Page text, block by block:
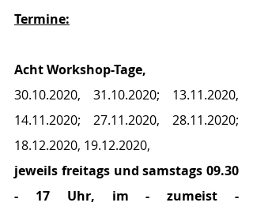
Termine:
Acht Workshop-Tage,
30.10.2020, 31.10.2020; 13.11.2020,
14.11.2020; 27.11.2020, 28.11.2020;
18.12.2020, 19.12.2020,
jeweils freitags und samstags 09.30
- 17 Uhr, im - zumeist -